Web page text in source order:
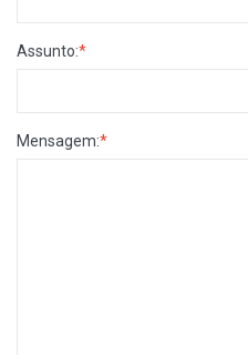
Assunto:*
Mensagem:*